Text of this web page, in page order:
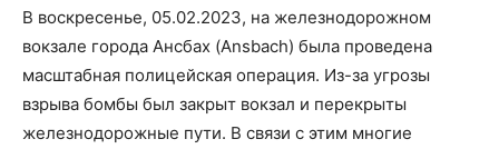
В воскресенье, 05.02.2023, на железнодорожном
вокзале города Ансбах (Ansbach) была проведена
масштабная полицейская операция. Из-за угрозы
взрыва бомбы был закрыт вокзал и перекрыты
железнодорожные пути. В связи с этим многие